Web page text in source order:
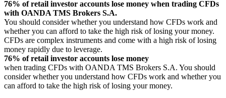
76% of retail investor accounts lose money when trading CFDs
with OANDA TMS Brokers S.A.
You should consider whether you understand how CFDs work and
whether you can afford to take the high risk of losing your money.
CFDs are complex instruments and come with a high risk of losing
money rapidly due to leverage.
76% of retail investor accounts lose money
when trading CFDs with OANDA TMS Brokers S.A. You should
consider whether you understand how CFDs work and whether you
can afford to take the high risk of losing your money.